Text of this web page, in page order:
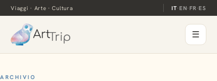
Viaggi · Arte · Cultura IT·EN·FR·ES
☰
ARCHIVIO